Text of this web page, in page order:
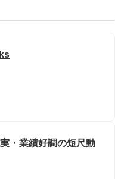
・業績好調の短尺動